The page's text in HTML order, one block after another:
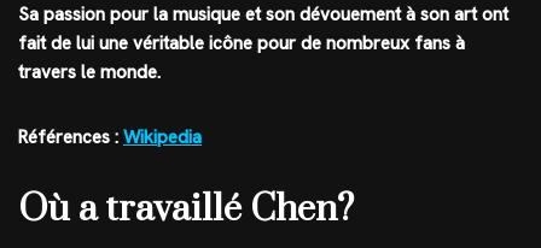
Sa passion pour la musique et son dévouement à son art ont
fait de lui une véritable icône pour de nombreux fans à
travers le monde.
Références : Wikipedia
Où a travaillé Chen?